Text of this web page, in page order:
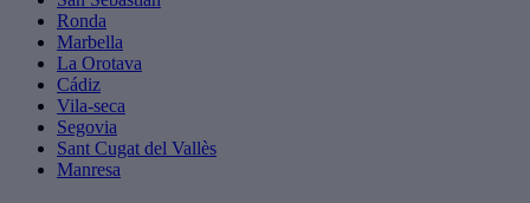
Ronda
Marbella
La Orotava
Cádiz
Vila-seca
Segovia
Sant Cugat del Vallès
Manresa